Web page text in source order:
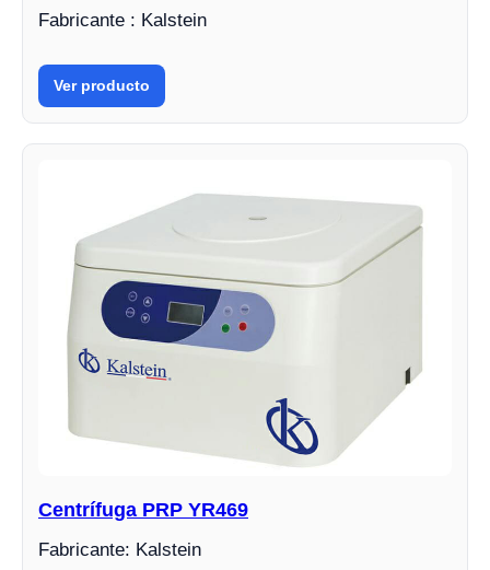
Fabricante : Kalstein
Ver producto
Centrífuga PRP YR469
Fabricante: Kalstein